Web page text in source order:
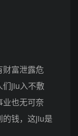
富泄露危
们jiu入不敷
业也无可奈
的钱，这jiu是